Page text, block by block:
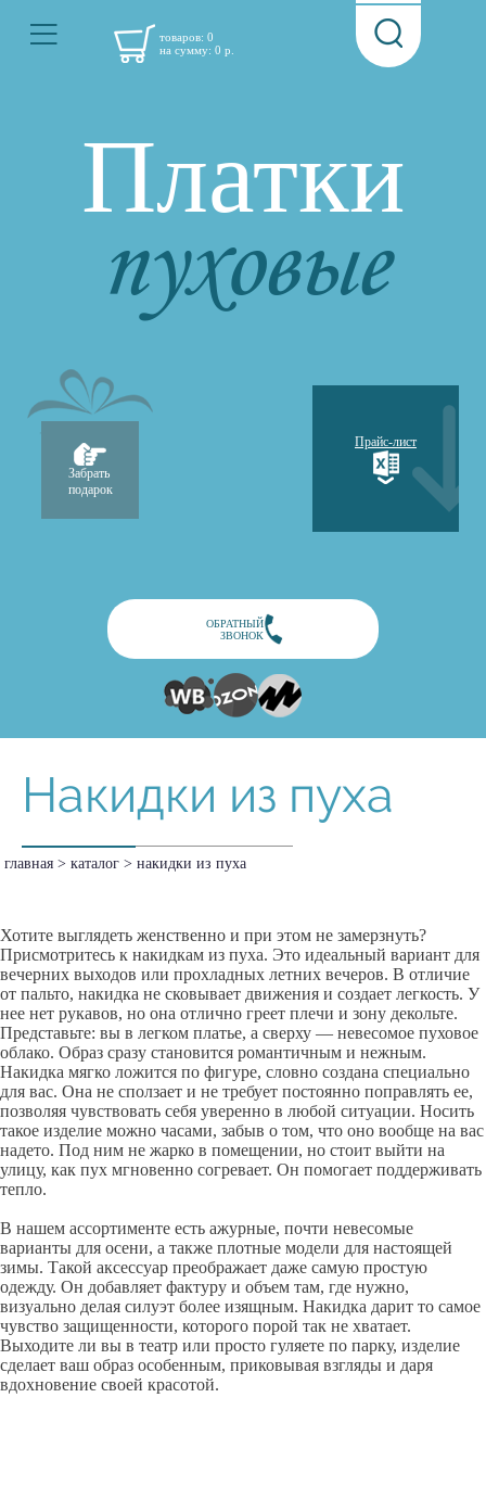
товаров: 0
на сумму: 0 р.
Платки
пуховые
Забрать
подарок
Прайс-лист
ОБРАТНЫЙ
ЗВОНОК
Накидки из пуха
главная > каталог > накидки из пуха
Хотите выглядеть женственно и при этом не замерзнуть?
Присмотритесь к накидкам из пуха. Это идеальный вариант для
вечерних выходов или прохладных летних вечеров. В отличие
от пальто, накидка не сковывает движения и создает легкость. У
нее нет рукавов, но она отлично греет плечи и зону декольте.
Представьте: вы в легком платье, а сверху — невесомое пуховое
облако. Образ сразу становится романтичным и нежным.
Накидка мягко ложится по фигуре, словно создана специально
для вас. Она не сползает и не требует постоянно поправлять ее,
позволяя чувствовать себя уверенно в любой ситуации. Носить
такое изделие можно часами, забыв о том, что оно вообще на вас
надето. Под ним не жарко в помещении, но стоит выйти на
улицу, как пух мгновенно согревает. Он помогает поддерживать
тепло.
В нашем ассортименте есть ажурные, почти невесомые
варианты для осени, а также плотные модели для настоящей
зимы. Такой аксессуар преображает даже самую простую
одежду. Он добавляет фактуру и объем там, где нужно,
визуально делая силуэт более изящным. Накидка дарит то самое
чувство защищенности, которого порой так не хватает.
Выходите ли вы в театр или просто гуляете по парку, изделие
сделает ваш образ особенным, приковывая взгляды и даря
вдохновение своей красотой.